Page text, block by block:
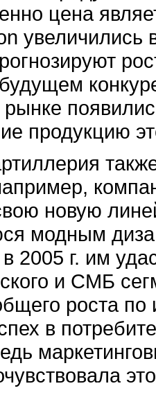
цена
увеличились
рынке
продукцию
новую
модным
в 2005 г. им
и СМБ
роста
в